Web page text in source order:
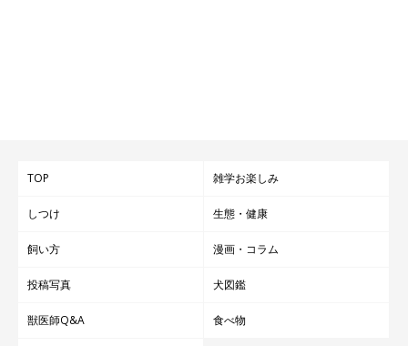
TOP 雑学お楽しみ
しつけ 生態・健康
飼い方 漫画・コラム
投稿写真 犬図鑑
獣医師Q&A 食べ物